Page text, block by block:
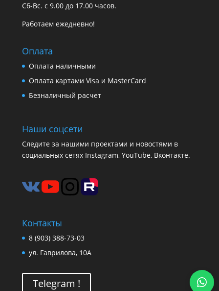
Сб-Вс. с 9.00 до 17.00 часов.
Работаем ежедневно!
Оплата
Оплата наличными
Оплата картами Visa и MasterCard
Безналичный расчет
Наши соцсети
Следите за нашими проектами и новостями в
социальных сетях Instagram, YouTube, Вконтакте.
Контакты
8 (903) 388-73-03
ул. Гаврилова, 10А
Telegram !